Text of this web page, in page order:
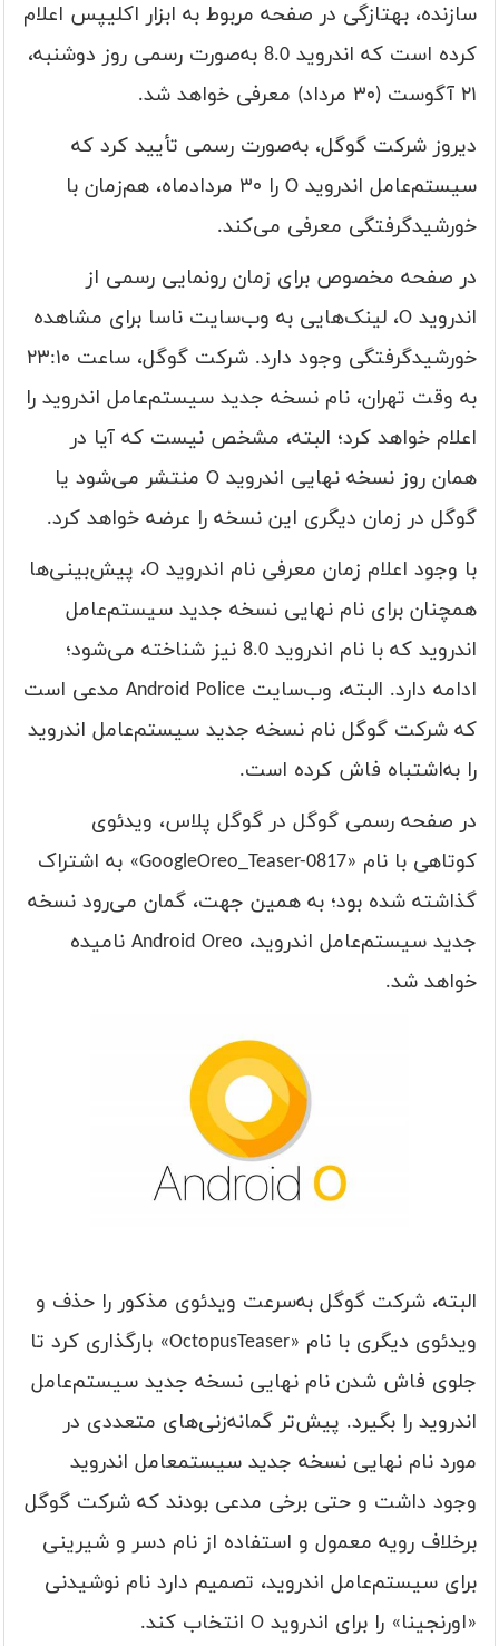
سازنده، به‎تازگی در صفحه مربوط به ابزار اکلیپس اعلام
کرده است که اندروید 8.0 به‌صورت رسمی روز دوشنبه،
۲۱ آگوست (۳۰ مرداد) معرفی خواهد شد.
دیروز شرکت گوگل، به‌صورت رسمی تأیید کرد که
سیستم‌عامل اندروید O را ۳۰ مردادماه، هم‌زمان با
خورشیدگرفتگی معرفی می‌کند.
در صفحه مخصوص برای زمان رونمایی رسمی از
اندروید O، لینک‌هایی به وب‌سایت ناسا برای مشاهده
خورشیدگرفتگی وجود دارد. شرکت گوگل، ساعت ۲۳:۱۰
به وقت تهران، نام نسخه جدید سیستم‌عامل اندروید را
اعلام خواهد کرد؛ البته، مشخص نیست که آیا در
همان روز نسخه نهایی اندروید O منتشر می‌شود یا
گوگل در زمان دیگری این نسخه را عرضه خواهد کرد.
با وجود اعلام زمان معرفی نام اندروید O، پیش‌بینی‌ها
همچنان برای نام نهایی نسخه جدید سیستم‌عامل
اندروید که با نام اندروید 8.0 نیز شناخته می‌شود؛
ادامه دارد. البته، وب‌سایت Android Police مدعی است
که شرکت گوگل نام نسخه جدید سیستم‌عامل اندروید
را به‌اشتباه فاش کرده است.
در صفحه رسمی گوگل در گوگل پلاس، ویدئوی
کوتاهی با نام «GoogleOreo_Teaser-0817» به اشتراک
گذاشته شده بود؛ به همین جهت، گمان می‌رود نسخه
جدید سیستم‌عامل اندروید، Android Oreo نامیده
خواهد شد.
البته، شرکت گوگل به‌سرعت ویدئوی مذکور را حذف و
ویدئوی دیگری با نام «OctopusTeaser» بارگذاری کرد تا
جلوی فاش شدن نام نهایی نسخه جدید سیستم‌عامل
اندروید را بگیرد. پیش‌تر گمانه‌زنی‌های متعددی در
مورد نام نهایی نسخه جدید سیستم‎عامل اندروید
وجود داشت و حتی برخی مدعی بودند که شرکت گوگل
برخلاف رویه معمول و استفاده از نام دسر و شیرینی
برای سیستم‌عامل اندروید، تصمیم دارد نام نوشیدنی
«اورنجینا» را برای اندروید O انتخاب کند.